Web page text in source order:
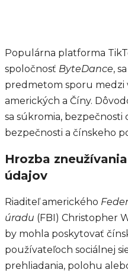
Populárna platforma
spoločnosť ByteDance,
predmetom sporu medzi
amerických a Číny.
sa súkromia,
bezpečnosti a čínskeho
Hrozba
údajov
Riaditeľ amerického
úradu (FBI) Christopher
by mohla poskytovať
používateľoch sociálnej
prehliadania, polohu